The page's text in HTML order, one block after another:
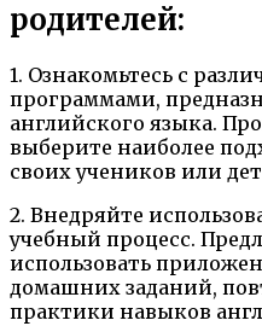
родителей:
1. Ознакомьтесь с
программами,
английского языка.
выберите наиболее
своих учеников или
2. Внедряйте
учебный процесс.
использовать
домашних заданий,
практики навыков